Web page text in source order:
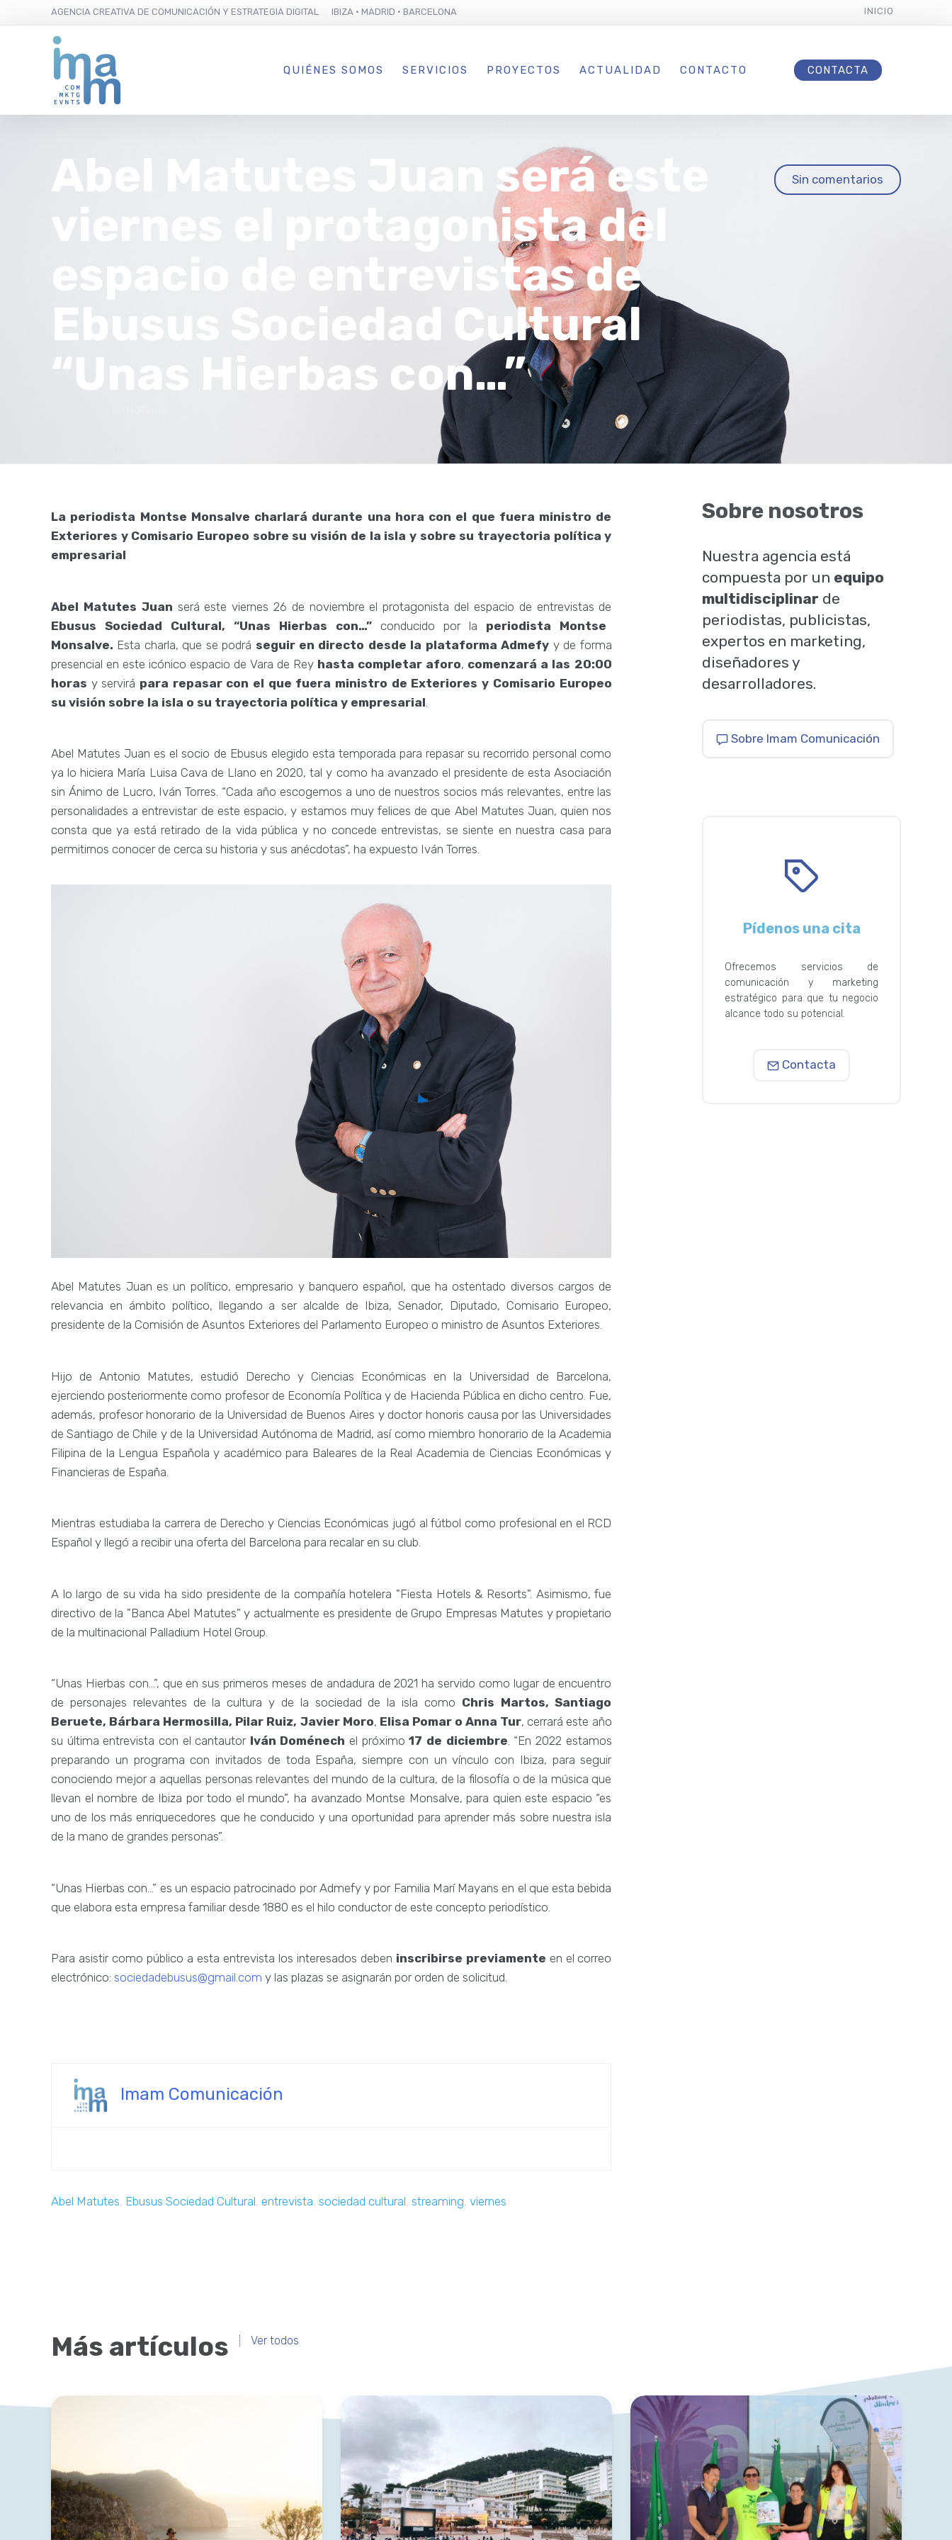
AGENCIA CREATIVA DE COMUNICACIÓN Y ESTRATEGIA DIGITAL IBIZA · MADRID · BARCELONA INICIO
QUIÉNES SOMOS SERVICIOS PROYECTOS ACTUALIDAD CONTACTO CONTACTA
Abel Matutes Juan será este
viernes el protagonista del
espacio de entrevistas de
Ebusus Sociedad Cultural
“Unas Hierbas con…”
Sin comentarios
La periodista Montse Monsalve charlará durante una hora con el que fuera ministro de
Exteriores y Comisario Europeo sobre su visión de la isla y sobre su trayectoria política y
empresarial
Abel Matutes Juan será este viernes 26 de noviembre el protagonista del espacio de entrevistas de
Ebusus Sociedad Cultural, “Unas Hierbas con…” conducido por la periodista Montse
Monsalve. Esta charla, que se podrá seguir en directo desde la plataforma Admefy y de forma
presencial en este icónico espacio de Vara de Rey hasta completar aforo, comenzará a las 20:00
horas y servirá para repasar con el que fuera ministro de Exteriores y Comisario Europeo
su visión sobre la isla o su trayectoria política y empresarial
Abel Matutes Juan es el socio de Ebusus elegido esta temporada para repasar su recorrido personal como
ya lo hiciera María Luisa Cava de Llano en 2020, tal y como ha avanzado el presidente de esta Asociación
sin Ánimo de Lucro, Iván Torres. “Cada año escogemos a uno de nuestros socios más relevantes, entre las
personalidades a entrevistar de este espacio, y estamos muy felices de que Abel Matutes Juan, quien nos
consta que ya está retirado de la vida pública y no concede entrevistas, se siente en nuestra casa para
permitirnos conocer de cerca su historia y sus anécdotas”, ha expuesto Iván Torres.
Abel Matutes Juan es un político, empresario y banquero español, que ha ostentado diversos cargos de
relevancia en ámbito político, llegando a ser alcalde de Ibiza, Senador, Diputado, Comisario Europeo,
presidente de la Comisión de Asuntos Exteriores del Parlamento Europeo o ministro de Asuntos Exteriores.​
Hijo de Antonio Matutes, estudió Derecho y Ciencias Económicas en la Universidad de Barcelona,
ejerciendo posteriormente como profesor de Economía Política y de Hacienda Pública en dicho centro. Fue,
además, profesor honorario de la Universidad de Buenos Aires y doctor honoris causa por las Universidades
de Santiago de Chile y de la Universidad Autónoma de Madrid, así como miembro honorario de la Academia
Filipina de la Lengua Española y académico para Baleares de la Real Academia de Ciencias Económicas y
Financieras de España.
Mientras estudiaba la carrera de Derecho y Ciencias Económicas jugó al fútbol como profesional en el RCD
Español y llegó a recibir ​una oferta del Barcelona para recalar en su club.
A lo largo de su vida ha sido presidente de la compañía hotelera "Fiesta Hotels & Resorts". Asimismo, fue
directivo de la "Banca Abel Matutes" y actualmente es presidente de Grupo Empresas Matutes y propietario
de la multinacional Palladium Hotel Group.
“Unas Hierbas con…”, que en sus primeros meses de andadura de 2021 ha servido como lugar de encuentro
de personajes relevantes de la cultura y de la sociedad de la isla como Chris Martos, Santiago
Beruete, Bárbara Hermosilla, Pilar Ruiz, Javier Moro, Elisa Pomar o Anna Tur, cerrará este año
su última entrevista con el cantautor Iván Doménech el próximo17 de diciembre. “En 2022 estamos
preparando un programa con invitados de toda España, siempre con un vínculo con Ibiza, para seguir
conociendo mejor a aquellas personas relevantes del mundo de la cultura, de la filosofía o de la música que
llevan el nombre de Ibiza por todo el mundo”, ha avanzado Montse Monsalve, para quien este espacio “es
uno de los más enriquecedores que he conducido y una oportunidad para aprender más sobre nuestra isla
de la mano de grandes personas”.
“Unas Hierbas con…” es un espacio patrocinado por Admefy y por Familia Marí Mayans en el que esta bebida
que elabora esta empresa familiar desde 1880 es el hilo conductor de este concepto periodístico.
Para asistir como público a esta entrevista los interesados deben inscribirse previamente en el correo
electrónico: sociedadebusus@gmail.com y las plazas se asignarán por orden de solicitud.
Imam Comunicación
Abel Matutes, Ebusus Sociedad Cultural, entrevista, sociedad cultural, streaming, viernes
Sobre nosotros
Nuestra agencia está
compuesta por un equipo
multidisciplinar de
periodistas, publicistas,
expertos en marketing,
diseñadores y
desarrolladores.
Sobre Imam Comunicación
Pídenos una cita
Ofrecemos servicios de
comunicación y marketing
estratégico para que tu negocio
alcance todo su potencial.
Contacta
Más artículos Ver todos